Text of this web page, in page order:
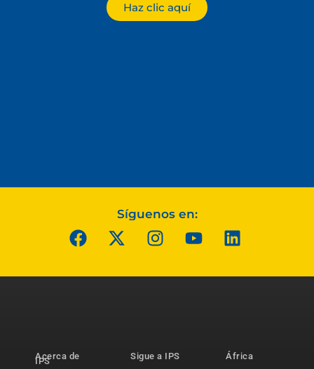
Haz clic aquí
Síguenos en:
Acerca de
IPS
Sigue a IPS
África